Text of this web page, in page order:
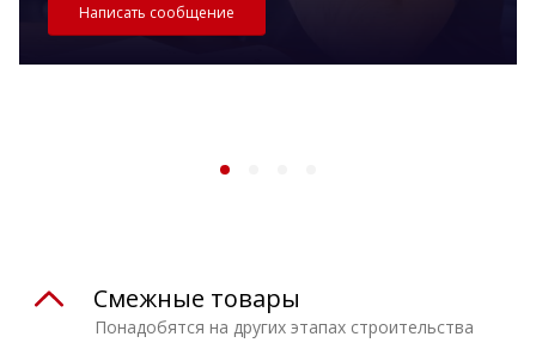
Написать сообщение
Понадобятся на других этапах строительства
Смежные товары